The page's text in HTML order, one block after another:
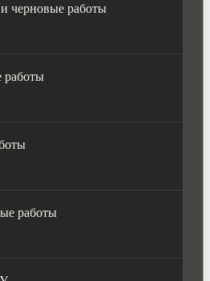
черновые работы
работы
работы